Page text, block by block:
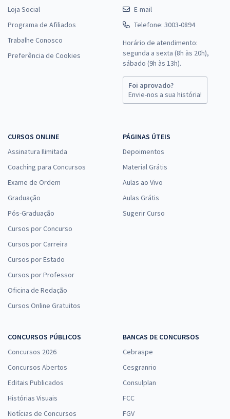
Loja Social
Programa de Afiliados
Trabalhe Conosco
Preferência de Cookies
E-mail
Telefone: 3003-0894
Horário de atendimento:
segunda a sexta (8h às 20h),
sábado (9h às 13h).
Foi aprovado?
Envie-nos a sua história!
CURSOS ONLINE
Assinatura Ilimitada
Coaching para Concursos
Exame de Ordem
Graduação
Pós-Graduação
Cursos por Concurso
Cursos por Carreira
Cursos por Estado
Cursos por Professor
Oficina de Redação
Cursos Online Gratuitos
PÁGINAS ÚTEIS
Depoimentos
Material Grátis
Aulas ao Vivo
Aulas Grátis
Sugerir Curso
CONCURSOS PÚBLICOS
Concursos 2026
Concursos Abertos
Editais Publicados
Histórias Visuais
Notícias de Concursos
BANCAS DE CONCURSOS
Cebraspe
Cesgranrio
Consulplan
FCC
FGV